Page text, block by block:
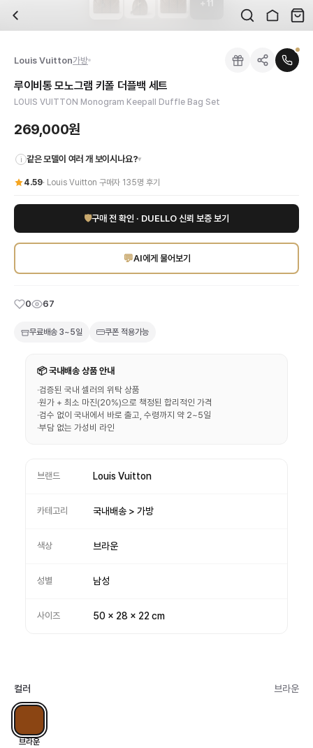
배송은 얼마나 걸리나요?
전문 스태프가 실물 상품을 직접 확인한 후 검수 사진을 제공합니다. 가죽 재질,
교환이나 반품이 가능한가요?
수령 후 7일 이내 신청하시면 상품 하자, 사이즈 불일치, 고객 변심 모두 교환·반
쿠폰과 적립금을 함께 사용할 수 있나요?
네, 쿠폰과 적립금을 결제 시 함께 사용하실 수 있습니다. 적립금은 1,000원 이상
브랜드:
색상:브라운
가격:269,000원
아이코닉한 LOUIS VUITTON 모노그램 키폴 더플백 세트로 스타일을 한층 업그
루이비통 모노그램 키폴 더플백 세트을 DUELLO에서 만나보세요
Louis Vuitton가방
루이비통 모노그램 키폴 더플백 세트
LOUIS VUITTON Monogram Keepall Duffle Bag Set
269,000원
i 같은 모델이 여러 개 보이시나요?▾
4.59· Louis Vuitton 구매자 135명 후기
🛡구매 전 확인 · DUELLO 신뢰 보증 보기
💬AI에게 물어보기
0 67
무료배송 3~5일 쿠폰 적용가능
📦 국내배송 상품 안내
·검증된 국내 셀러의 위탁 상품
·원가 + 최소 마진(20%)으로 책정된 합리적인 가격
·검수 없이 국내에서 바로 출고, 수령까지 약 2~5일
·부담 없는 가성비 라인
브랜드 Louis Vuitton
카테고리 국내배송 > 가방
색상 브라운
성별 남성
사이즈 50 x 28 x 22 cm
컬러 브라운
브라운